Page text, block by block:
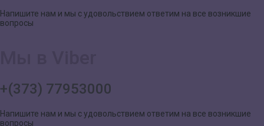
Напишите нам и мы с удовольствием ответим на все возникшие
вопросы
+(373) 77953000
Напишите нам и мы с удовольствием ответим на все возникшие
вопросы